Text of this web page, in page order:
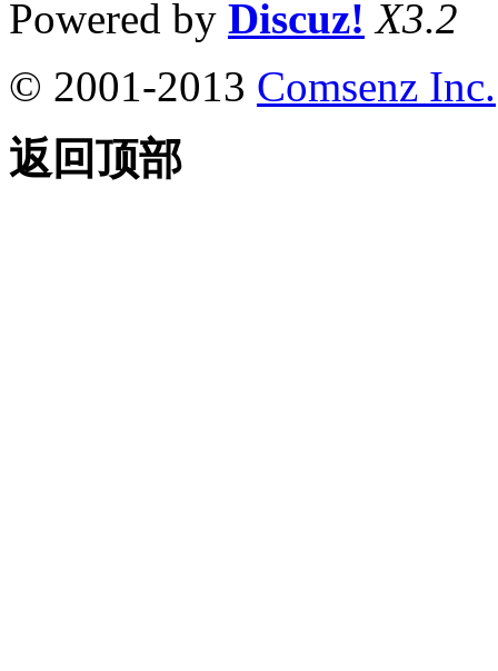
Powered by Discuz! X3.2
© 2001-2013 Comsenz Inc.
返回顶部